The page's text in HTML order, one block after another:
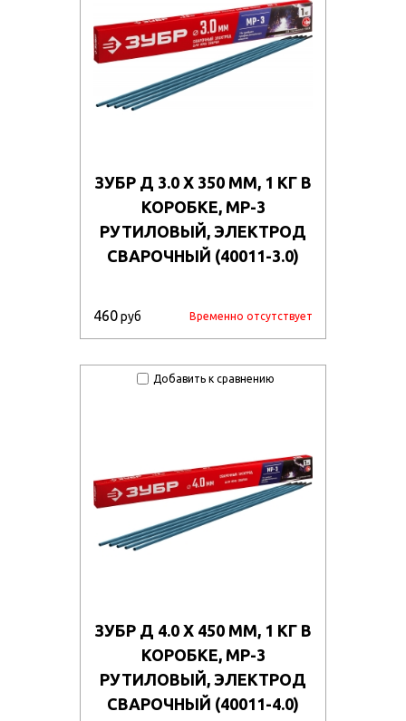
ЗУБР Д 3.0 Х 350 ММ, 1 КГ В
КОРОБКЕ, МР-3
РУТИЛОВЫЙ, ЭЛЕКТРОД
СВАРОЧНЫЙ (40011-3.0)
460руб Временно отсутствует
Добавить к сравнению
ЗУБР Д 4.0 Х 450 ММ, 1 КГ В
КОРОБКЕ, МР-3
РУТИЛОВЫЙ, ЭЛЕКТРОД
СВАРОЧНЫЙ (40011-4.0)